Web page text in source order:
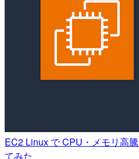
EC2 Linux で CPU・メモリ高
てみた